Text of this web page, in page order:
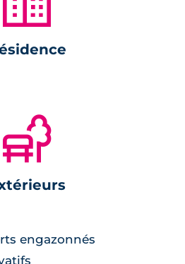
🌲
engazonnés